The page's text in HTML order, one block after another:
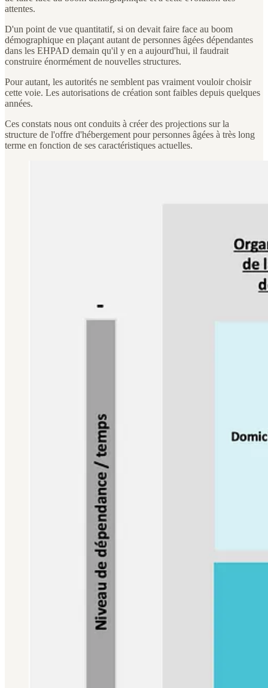
attentes.
D'un point de vue quantitatif, si on devait faire face au boom
démographique en plaçant autant de personnes âgées dépendantes
dans les EHPAD demain qu'il y en a aujourd'hui, il faudrait
construire énormément de nouvelles structures.
Pour autant, les autorités ne semblent pas vraiment vouloir choisir
cette voie. Les autorisations de création sont faibles depuis quelques
années.
Ces constats nous ont conduits à créer des projections sur la
structure de l'offre d'hébergement pour personnes âgées à très long
terme en fonction de ses caractéristiques actuelles.